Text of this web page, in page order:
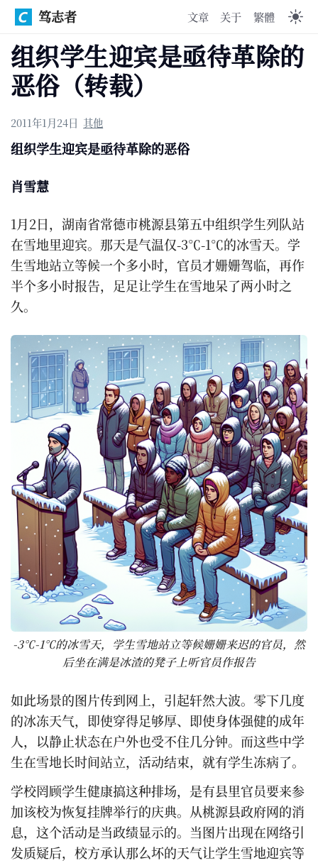
笃志者 文章 关于 繁體
组织学生迎宾是亟待革除的
恶俗（转载）
2011年1月24日 其他
组织学生迎宾是亟待革除的恶俗
肖雪慧
1月2日，湖南省常德市桃源县第五中组织学生列队站
在雪地里迎宾。那天是气温仅-3℃-1℃的冰雪天。学
生雪地站立等候一个多小时，官员才姗姗驾临，再作
半个多小时报告，足足让学生在雪地呆了两小时之
久。
-3℃-1℃的冰雪天，学生雪地站立等候姗姗来迟的官员，然
后坐在满是冰渣的凳子上听官员作报告
如此场景的图片传到网上，引起轩然大波。零下几度
的冰冻天气，即使穿得足够厚、即使身体强健的成年
人，以静止状态在户外也受不住几分钟。而这些中学
生在雪地长时间站立，活动结束，就有学生冻病了。
学校罔顾学生健康搞这种排场，是有县里官员要来参
加该校为恢复挂牌举行的庆典。从桃源县政府网的消
息，这个活动是当政绩显示的。当图片出现在网络引
发质疑后，校方承认那么坏的天气让学生雪地迎宾等